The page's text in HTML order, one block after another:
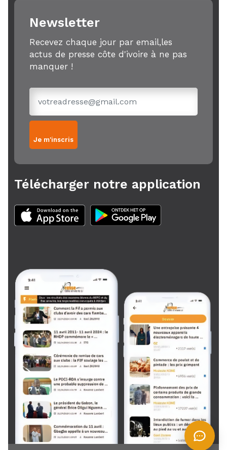
Newsletter
Recevez chaque jour par email,les
actus de presse côte d'ivoire à ne pas
manquer !
Je m'inscris
Télécharger notre application